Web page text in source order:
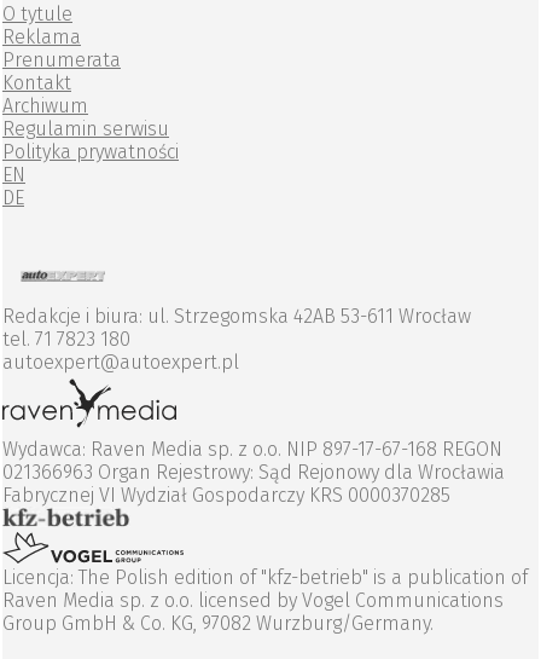
O tytule
Reklama
Prenumerata
Kontakt
Archiwum
Regulamin serwisu
Polityka prywatności
EN
DE
Redakcje i biura: ul. Strzegomska 42AB 53-611 Wrocław
tel. 71 7823 180
autoexpert@autoexpert.pl
Wydawca: Raven Media sp. z o.o. NIP 897-17-67-168 REGON
021366963 Organ Rejestrowy: Sąd Rejonowy dla Wrocławia
Fabrycznej VI Wydział Gospodarczy KRS 0000370285
Licencja: The Polish edition of "kfz-betrieb" is a publication of
Raven Media sp. z o.o. licensed by Vogel Communications
Group GmbH & Co. KG, 97082 Wurzburg/Germany.